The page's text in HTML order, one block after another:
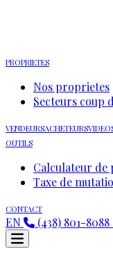
PROPRIETES
Nos proprietes
Secteurs coup
VENDEURSACHETEURS
OUTILS
Calculateur
Taxe de
CONTACT
EN (438) 801-8088